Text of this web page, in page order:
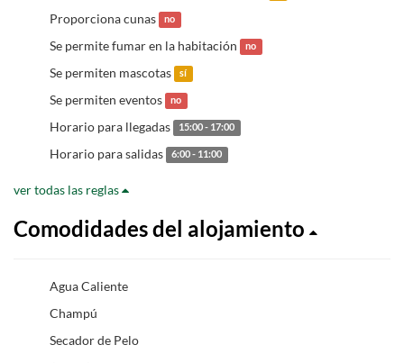
Proporciona cunas no
Se permite fumar en la habitación no
Se permiten mascotas sí
Se permiten eventos no
Horario para llegadas 15:00 - 17:00
Horario para salidas 6:00 - 11:00
ver todas las reglas
Comodidades del alojamiento
Agua Caliente
Champú
Secador de Pelo